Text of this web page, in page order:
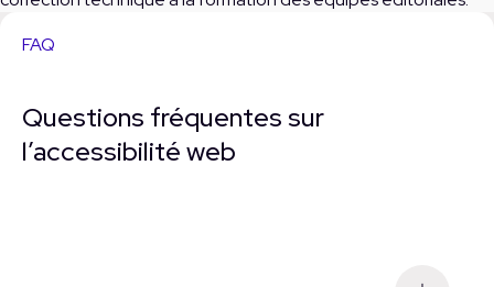
FAQ
Questions fréquentes sur
l’accessibilité web